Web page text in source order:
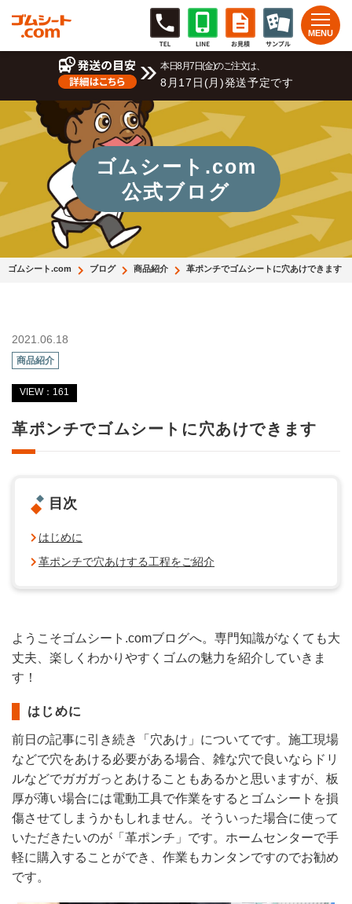
本日8月7日(金)のご注文は、
8月17日(月)発送予定です
ゴムシート.com
公式ブログ
ゴムシート.com ブログ 商品紹介 革ポンチでゴムシートに穴あけできます
2021.06.18
商品紹介
VIEW：161
革ポンチでゴムシートに穴あけできます
目次
はじめに
革ポンチで穴あけする工程をご紹介
ようこそゴムシート.comブログへ。専門知識がなくても大
丈夫、楽しくわかりやすくゴムの魅力を紹介していきま
す！
はじめに
前日の記事に引き続き「穴あけ」についてです。施工現場
などで穴をあける必要がある場合、雑な穴で良いならドリ
ルなどでガガガっとあけることもあるかと思いますが、板
厚が薄い場合には電動工具で作業をするとゴムシートを損
傷させてしまうかもしれません。そういった場合に使って
いただきたいのが「革ポンチ」です。ホームセンターで手
軽に購入することができ、作業もカンタンですのでお勧め
です。